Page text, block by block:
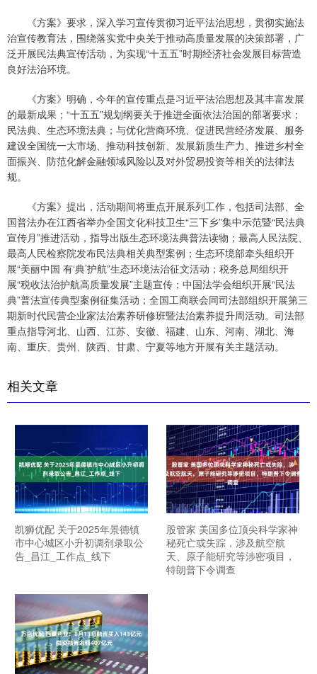
《方案》要求，深入学习宣传贯彻习近平法治思想，贯彻实施法
治宣传教育法，围绕落实党中央关于推动高质量发展的决策部署，广
泛开展民法典宣传活动，为实现“十五五”时期经济社会发展目标营造
良好法治环境。
《方案》明确，今年的宣传重点是习近平法治思想及其丰富发展
的最新成果；“十五五”规划纲要关于推进全面依法治国的部署要求；
民法典、生态环境法典；与优化营商环境、促进民营经济发展、服务
建设全国统一大市场、推动科技创新、发展新质生产力、推进乡村全
面振兴、防范化解金融领域风险以及对外贸易投资等相关的法律法
规。
《方案》提出，活动期间将重点开展系列工作，包括司法部、全
国普法办在江西省举办全国文化科技卫生“三下乡”集中示范暨“民法典
宣传月”推进活动，指导出版生态环境法典普法读物；最高人民法院、
最高人民检察院发布民法典相关典型案例；生态环境部牵头组织开
展“美丽中国 有‘典’护航”生态环境法治征文活动；税务总局组织开
展“税收法治护航高质量发展”主题宣传；中国法学会组织开展“民法
典”普法宣传典型案例征集活动；全国工商联会同司法部组织开展第三
期新时代民营企业家法治素养研修班暨法治素养提升周活动。司法部
重点指导河北、山西、江苏、安徽、福建、山东、河南、湖北、海
南、重庆、贵州、陕西、甘肃、宁夏等地方开展有关主题活动。
相关文章
凯狮优配 关于2025年景德镇
市中心城区小升初调剂录取公
告_昌江_工作点_线下
股管家 美国多位顶尖科学家神
秘死亡或失踪，涉及航空航
天、原子能研究等涉密项目，
特朗普下令调查